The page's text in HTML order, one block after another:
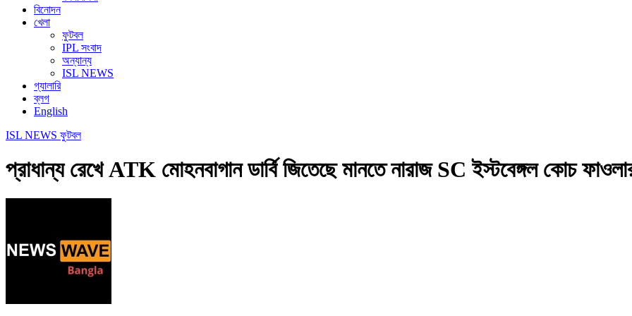
বিনোদন
খেলা
ফুটবল
IPL সংবাদ
অন্যান্য
ISL NEWS
গ্যালারি
ব্লগ
English
ISL NEWS ফুটবল
প্রাধান্য রেখে ATK মোহনবাগান ডার্বি জিতেছে মানতে নারাজ SC ইস্টবেঙ্গল কোচ